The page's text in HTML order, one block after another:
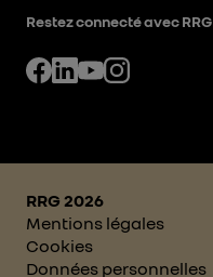
Restez connecté avec RRG
RRG 2026
Mentions légales
Cookies
Données personnelles